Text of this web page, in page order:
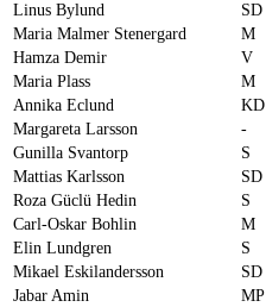
Linus Bylund
SD
Maria Malmer Stenergard
M
Hamza Demir
V
Maria Plass
M
Annika Eclund
KD
Margareta Larsson
-
Gunilla Svantorp
S
Mattias Karlsson
SD
Roza Güclü Hedin
S
Carl-Oskar Bohlin
M
Elin Lundgren
S
Mikael Eskilandersson
SD
Jabar Amin
MP